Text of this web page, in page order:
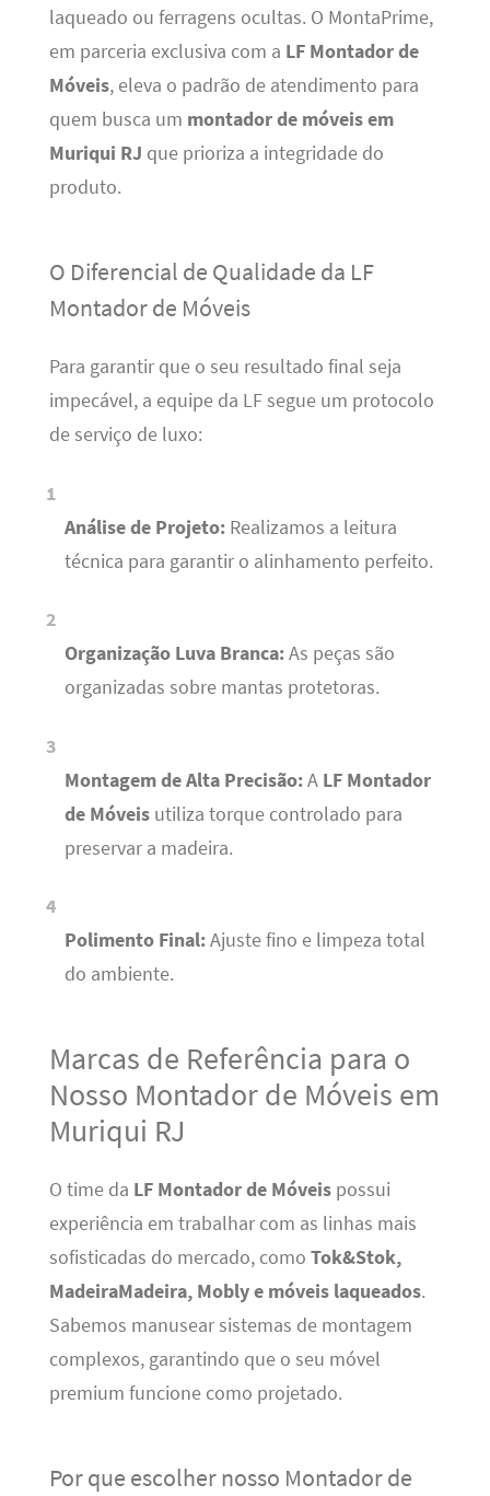
laqueado ou ferragens ocultas. O MontaPrime,
em parceria exclusiva com a LF Montador de
Móveis, eleva o padrão de atendimento para
quem busca um montador de móveis em
Muriqui RJ que prioriza a integridade do
produto.
O Diferencial de Qualidade da LF
Montador de Móveis
Para garantir que o seu resultado final seja
impecável, a equipe da LF segue um protocolo
de serviço de luxo:
Análise de Projeto:Realizamos a leitura
técnica para garantir o alinhamento perfeito.
Organização Luva Branca:As peças são
organizadas sobre mantas protetoras.
Montagem de Alta Precisão:A LF Montador
de Móveisutiliza torque controlado para
preservar a madeira.
Polimento Final:Ajuste fino e limpeza total
do ambiente.
Marcas de Referência para o
Nosso Montador de Móveis em
Muriqui RJ
O time da LF Montador de Móveispossui
experiência em trabalhar com as linhas mais
sofisticadas do mercado, como Tok&Stok,
MadeiraMadeira, Mobly e móveis laqueados.
Sabemos manusear sistemas de montagem
complexos, garantindo que o seu móvel
premium funcione como projetado.
Por que escolher nosso Montador de